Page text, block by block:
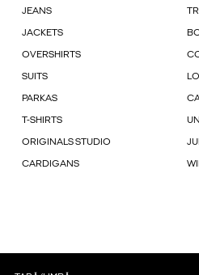
JEANS
JACKETS
OVERSHIRTS
SUITS
PARKAS
T-SHIRTS
ORIGINALS STUDIO
CARDIGANS